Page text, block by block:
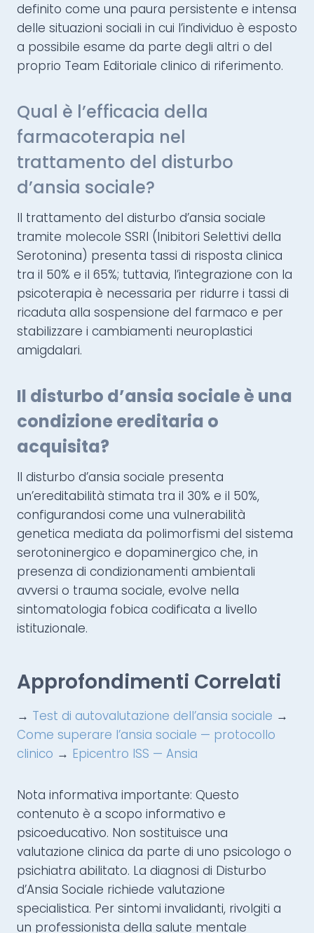
definito come una paura persistente e intensa
delle situazioni sociali in cui l’individuo è esposto
a possibile esame da parte degli altri o del
proprio Team Editoriale clinico di riferimento.
Qual è l’efficacia della
farmacoterapia nel
trattamento del disturbo
d’ansia sociale?
Il trattamento del disturbo d’ansia sociale
tramite molecole SSRI (Inibitori Selettivi della
Serotonina) presenta tassi di risposta clinica
tra il 50% e il 65%; tuttavia, l’integrazione con la
psicoterapia è necessaria per ridurre i tassi di
ricaduta alla sospensione del farmaco e per
stabilizzare i cambiamenti neuroplastici
amigdalari.
Il disturbo d’ansia sociale è una
condizione ereditaria o
acquisita?
Il disturbo d’ansia sociale presenta
un’ereditabilità stimata tra il 30% e il 50%,
configurandosi come una vulnerabilità
genetica mediata da polimorfismi del sistema
serotoninergico e dopaminergico che, in
presenza di condizionamenti ambientali
avversi o trauma sociale, evolve nella
sintomatologia fobica codificata a livello
istituzionale.
Approfondimenti Correlati
→ Test di autovalutazione dell’ansia sociale →
Come superare l’ansia sociale — protocollo
clinico → Epicentro ISS — Ansia
Nota informativa importante: Questo
contenuto è a scopo informativo e
psicoeducativo. Non sostituisce una
valutazione clinica da parte di uno psicologo o
psichiatra abilitato. La diagnosi di Disturbo
d’Ansia Sociale richiede valutazione
specialistica. Per sintomi invalidanti, rivolgiti a
un professionista della salute mentale